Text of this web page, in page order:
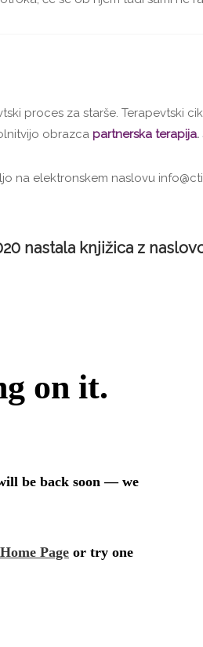
proces za starše. Terapevtski
obrazca partnerska terapija
na elektronskem naslovu
nastala knjižica z